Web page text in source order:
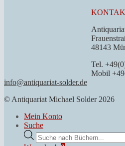
48143
Tel.
Mobil
info@antiquariat-solder.de
© Antiquariat Michael Solder 2026
Mein Konto
Suche
Products
search